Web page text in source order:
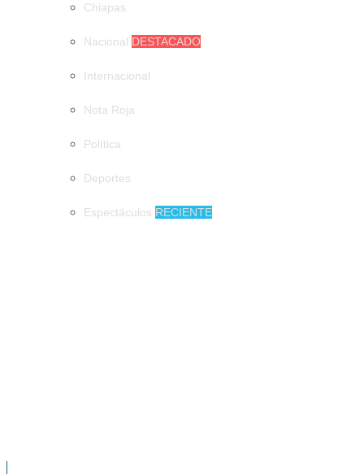
Chiapas
Nacional DESTACADO
Internacional
Nota Roja
Política
Deportes
Espectáculos RECIENTE